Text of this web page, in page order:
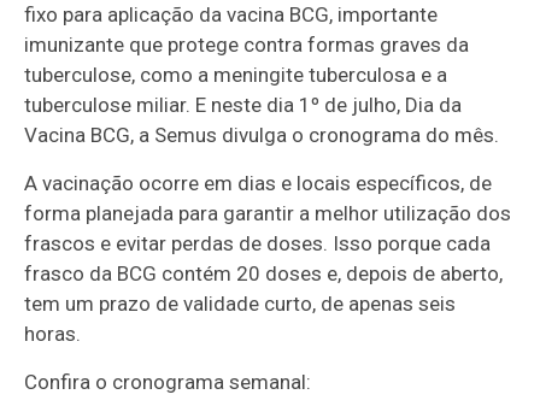
fixo para aplicação da vacina BCG, importante
imunizante que protege contra formas graves da
tuberculose, como a meningite tuberculosa e a
tuberculose miliar. E neste dia 1º de julho, Dia da
Vacina BCG, a Semus divulga o cronograma do mês.
A vacinação ocorre em dias e locais específicos, de
forma planejada para garantir a melhor utilização dos
frascos e evitar perdas de doses. Isso porque cada
frasco da BCG contém 20 doses e, depois de aberto,
tem um prazo de validade curto, de apenas seis
horas.
Confira o cronograma semanal: